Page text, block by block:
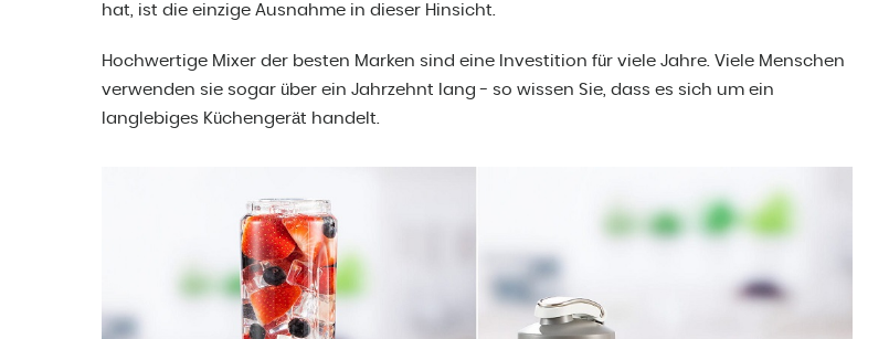
hat, ist die einzige Ausnahme in dieser Hinsicht.
Hochwertige Mixer der besten Marken sind eine Investition für viele Jahre. Viele Menschen
verwenden sie sogar über ein Jahrzehnt lang - so wissen Sie, dass es sich um ein
langlebiges Küchengerät handelt.